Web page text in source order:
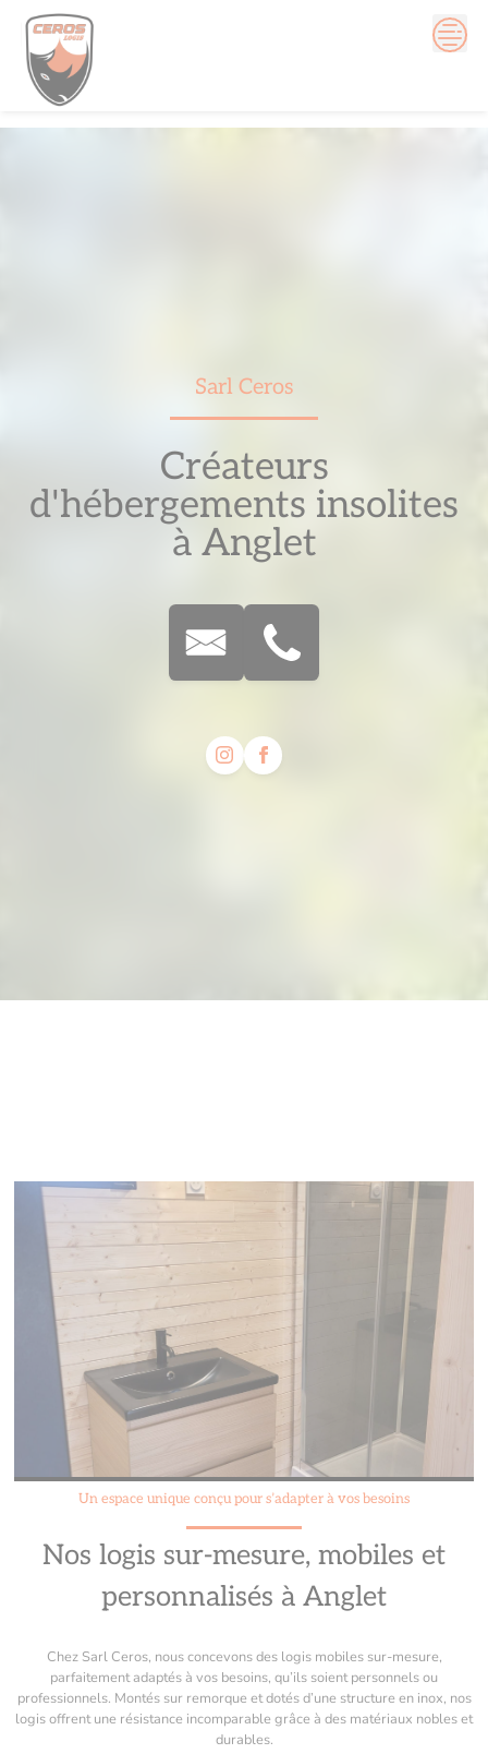
Sarl Ceros
Créateurs
d'hébergements insolites
à Anglet
Un espace unique conçu pour s’adapter à vos besoins
Nos logis sur-mesure, mobiles et
personnalisés à Anglet
Chez Sarl Ceros, nous concevons des logis mobiles sur-mesure,
parfaitement adaptés à vos besoins, qu’ils soient personnels ou
professionnels. Montés sur remorque et dotés d’une structure en inox, nos
logis offrent une résistance incomparable grâce à des matériaux nobles et
durables.